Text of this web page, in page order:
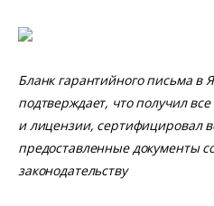
Бланк гарантийного письма в
подтверждает, что получил
и лицензии, сертифицировал
предоставленные документы
законодательству